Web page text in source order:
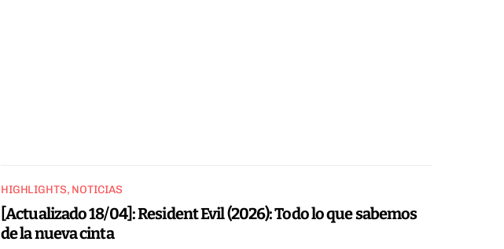
HIGHLIGHTS NOTICIAS
[Actualizado 18/04]: Resident Evil (2026): Todo lo que sabemos
de la nueva cinta